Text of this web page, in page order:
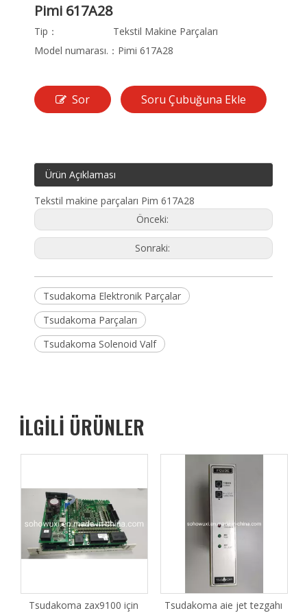
Pimi 617A28
Tip：
Tekstil Makine Parçaları
Model numarası.： Pimi 617A28
Sor Soru Çubuğuna Ekle
Ürün Açıklaması
Tekstil makine parçaları Pim 617A28
Önceki:
Sonraki:
Tsudakoma Elektronik Parçalar
Tsudakoma Parçaları
Tsudakoma Solenoid Valf
İLGİLİ ÜRÜNLER
Tsudakoma zax9100 için
Tsudakoma aie jet tezgahı